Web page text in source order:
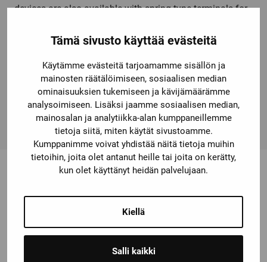
Tämä sivusto käyttää evästeitä
Käytämme evästeitä tarjoamamme sisällön ja
mainosten räätälöimiseen, sosiaalisen median
ominaisuuksien tukemiseen ja kävijämäärämme
analysoimiseen. Lisäksi jaamme sosiaalisen median,
mainosalan ja analytiikka-alan kumppaneillemme
tietoja siitä, miten käytät sivustoamme.
Kumppanimme voivat yhdistää näitä tietoja muihin
tietoihin, joita olet antanut heille tai joita on kerätty,
kun olet käyttänyt heidän palvelujaan.
Kiellä
Salli kaikki
devices are also available with spring-type terminals for
The comprehensive range of accessories, such as
for all sizes. The available link modules, function
modules and the SIRIUS 3RV29 infeed system
considerably reduce the wiring expense. Simple, efficient
and always up to date – SIRIUS modular system.
Saatat olla kiinnostunut myös
näistä